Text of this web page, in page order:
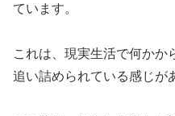
ています。
これは、現実生活で何かか
追い詰められている感じが